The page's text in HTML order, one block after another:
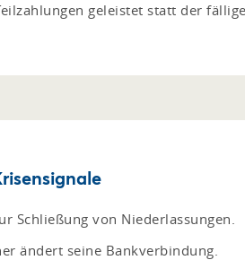
geleistet statt der
Schließung von Niederlassungen.
ändert seine Bankverbindung.